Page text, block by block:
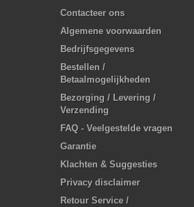
Contacteer ons
Algemene voorwaarden
Bedrijfsgegevens
Bestellen /
Betaalmogelijkheden
Bezorging / Levering /
Verzending
FAQ - Veelgestelde vragen
Garantie
Klachten & Suggesties
Privacy disclaimer
Retour Service /